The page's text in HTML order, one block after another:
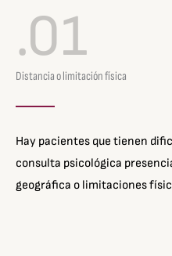
.01
Distancia o limitación física
Hay pacientes que tienen
consulta psicológica
geográfica o limitaciones